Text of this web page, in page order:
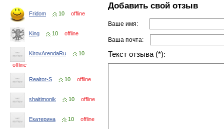
Fridom 10 offline
King 10 offline
KirovArendaRu
10
offline
Realtor-S 10 offline
shaitimonik 10 offline
Екатерина 10 offline
Добавить свой отзыв
Ваше имя:
Ваша почта:
Текст отзыва (*):